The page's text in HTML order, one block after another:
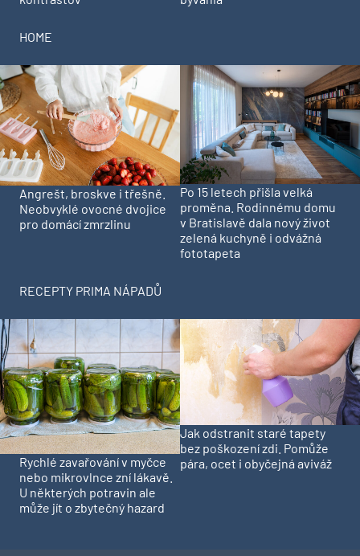
HOME
Angrešt, broskve i třešně.
Neobvyklé ovocné dvojice
pro domácí zmrzlinu
Po 15 letech přišla velká
proměna. Rodinnému domu
v Bratislavě dala nový život
zelená kuchyně i odvážná
fototapeta
RECEPTY PRIMA NÁPADŮ
Rychlé zavařování v myčce
nebo mikrovlnce zní lákavě.
U některých potravin ale
může jít o zbytečný hazard
Jak odstranit staré tapety
bez poškození zdi. Pomůže
pára, ocet i obyčejná aviváž